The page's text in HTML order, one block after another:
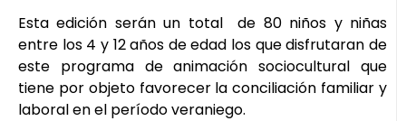
Esta edición serán un total de 80 niños y niñas
entre los 4 y 12 años de edad los que disfrutaran de
este programa de animación sociocultural que
tiene por objeto favorecer la conciliación familiar y
laboral en el período veraniego.